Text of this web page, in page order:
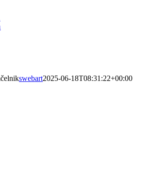
swebart2025-06-18T08:31:22+00:00